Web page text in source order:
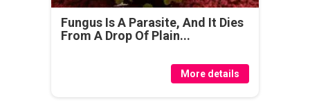
Fungus Is A Parasite, And It Dies
From A Drop Of Plain...
More details